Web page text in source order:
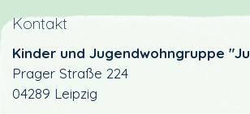
Kontakt
Kinder und Jugendwohngruppe
Prager Straße 224
04289 Leipzig